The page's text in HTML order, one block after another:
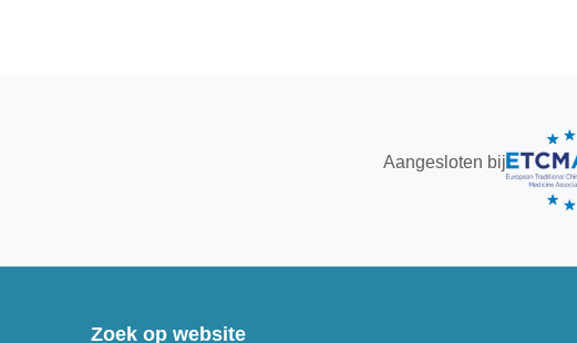
Aangesloten bij
Zoek op website